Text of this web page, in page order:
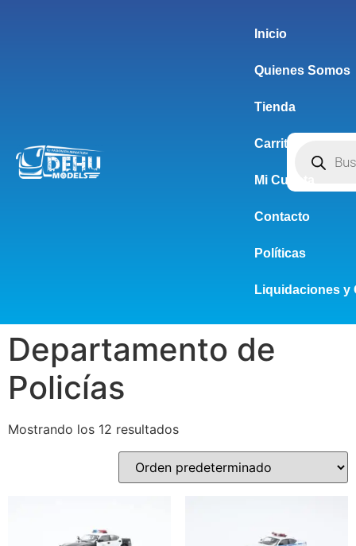
Inicio
Quienes Somos
Tienda
Carrito
Mi Cuenta
Contacto
Políticas
Liquidaciones y
Departamento de
Policías
Mostrando los 12 resultados